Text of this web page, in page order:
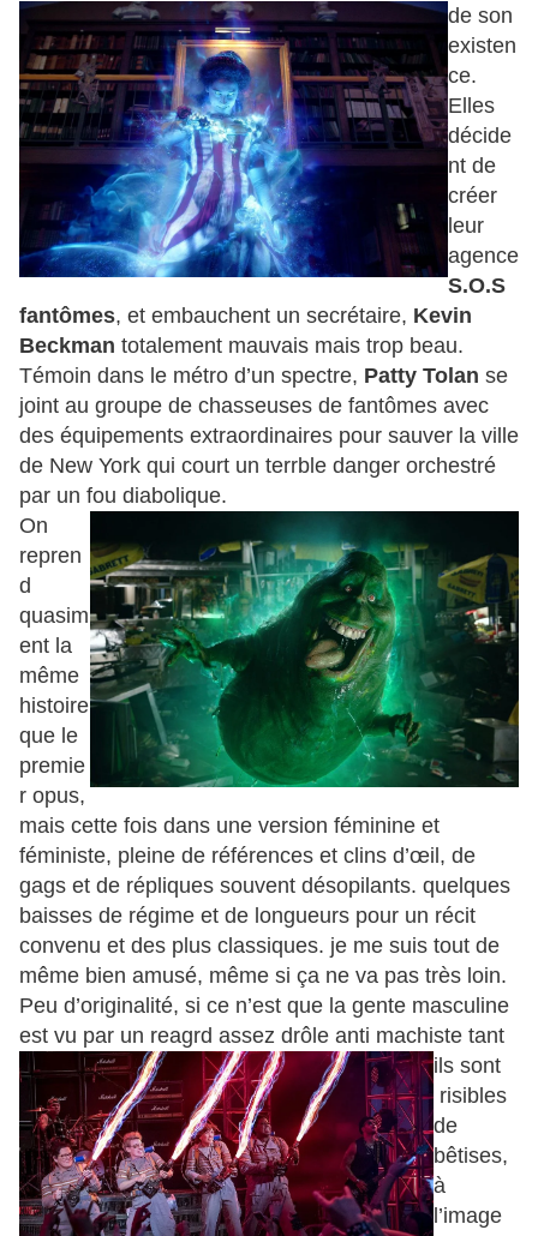
de son
existen
ce.
Elles
décide
nt de
créer
leur
agence
S.O.S
fantômes, et embauchent un secrétaire, Kevin
Beckman totalement mauvais mais trop beau.
Témoin dans le métro d’un spectre, Patty Tolan se
joint au groupe de chasseuses de fantômes avec
des équipements extraordinaires pour sauver la ville
de New York qui court un terrble danger orchestré
par un fou diabolique.
On
repren
d
quasim
ent la
même
histoire
que le
premie
r opus,
mais cette fois dans une version féminine et
féministe, pleine de références et clins d’œil, de
gags et de répliques souvent désopilants. quelques
baisses de régime et de longueurs pour un récit
convenu et des plus classiques. je me suis tout de
même bien amusé, même si ça ne va pas très loin.
Peu d’originalité, si ce n’est que la gente masculine
est vu par un reagrd assez drôle anti machiste tant
ils sont
risibles
de
bêtises,
à
l’image